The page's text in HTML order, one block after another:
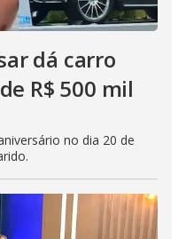
dá carro
R$ 500 mil
no dia 20 de